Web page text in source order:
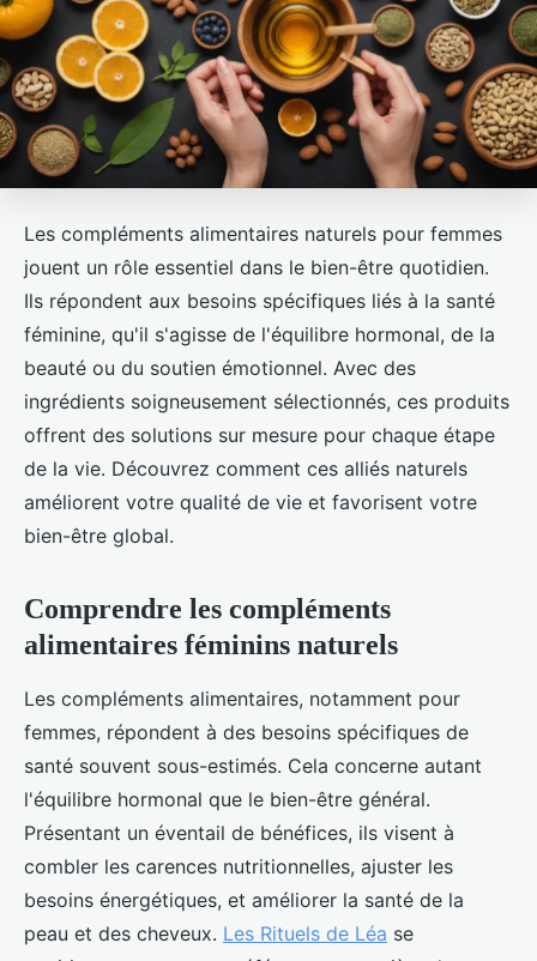
Les compléments alimentaires naturels pour femmes
jouent un rôle essentiel dans le bien-être quotidien.
Ils répondent aux besoins spécifiques liés à la santé
féminine, qu'il s'agisse de l'équilibre hormonal, de la
beauté ou du soutien émotionnel. Avec des
ingrédients soigneusement sélectionnés, ces produits
offrent des solutions sur mesure pour chaque étape
de la vie. Découvrez comment ces alliés naturels
améliorent votre qualité de vie et favorisent votre
bien-être global.
Comprendre les compléments
alimentaires féminins naturels
Les compléments alimentaires, notamment pour
femmes, répondent à des besoins spécifiques de
santé souvent sous-estimés. Cela concerne autant
l'équilibre hormonal que le bien-être général.
Présentant un éventail de bénéfices, ils visent à
combler les carences nutritionnelles, ajuster les
besoins énergétiques, et améliorer la santé de la
peau et des cheveux. Les Rituels de Léa se